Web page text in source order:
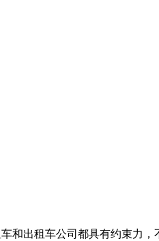
和出租车公司都具有约束力，